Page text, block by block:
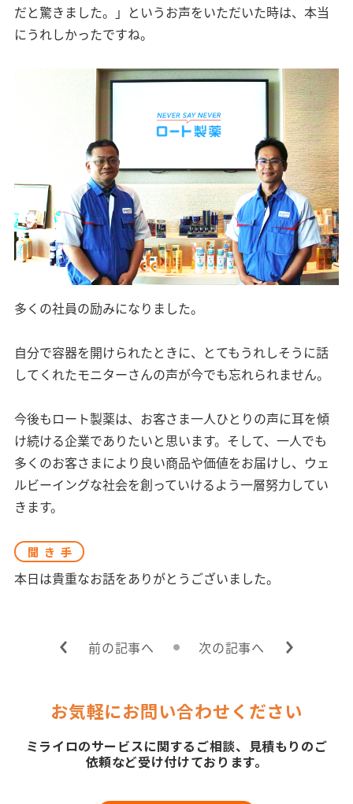
だと驚きました。」というお声をいただいた時は、本当
にうれしかったですね。
多くの社員の励みになりました。
自分で容器を開けられたときに、とてもうれしそうに話
してくれたモニターさんの声が今でも忘れられません。
今後もロート製薬は、お客さま一人ひとりの声に耳を傾
け続ける企業でありたいと思います。そして、一人でも
多くのお客さまにより良い商品や価値をお届けし、ウェ
ルビーイングな社会を創っていけるよう一層努力してい
きます。
聞き手
本日は貴重なお話をありがとうございました。
前の記事へ 次の記事へ
お気軽にお問い合わせください
ミライロのサービスに関するご相談、見積もりのご
依頼など受け付けております。